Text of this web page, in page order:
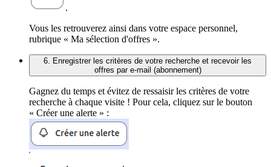
.
Vous les retrouverez ainsi dans votre espace personnel,
rubrique « Ma sélection d'offres ».
6. Enregistrer les critères de votre recherche et recevoir les
offres par e-mail (abonnement)
Gagnez du temps et évitez de ressaisir les critères de votre
recherche à chaque visite ! Pour cela, cliquez sur le bouton
« Créer une alerte » :